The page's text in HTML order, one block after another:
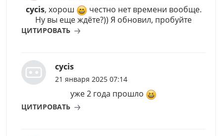
cycis, хорош
честно нет времени вообще.
Ну вы еще ждёте?)) Я обновил, пробуйте
ЦИТИРОВАТЬ
cycis
21 января 2025 07:14
уже 2 года прошло
ЦИТИРОВАТЬ